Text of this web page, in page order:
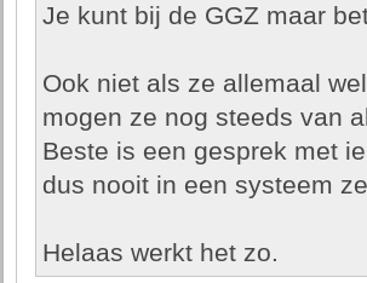
Je kunt bij de GGZ maar
Ook niet als ze allemaal
mogen ze nog steeds van
Beste is een gesprek met
dus nooit in een systeem
Helaas werkt het zo.